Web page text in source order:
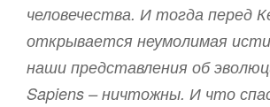
человечества. И тогда перед
открывается неумолимая
наши представления об
Sapiens – ничтожны. И что